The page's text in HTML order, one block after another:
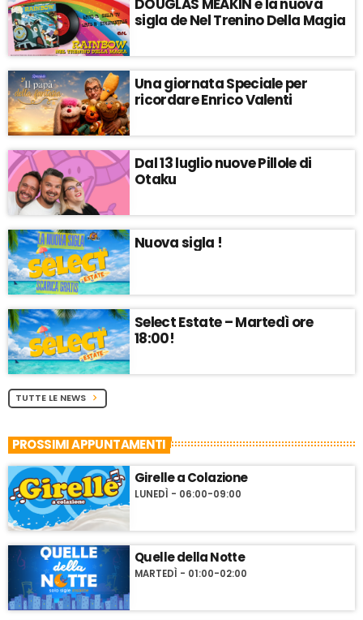
sigla de Nel Trenino Della Magia
Una giornata Speciale per
ricordare Enrico Valenti
Dal 13 luglio nuove Pillole di
Otaku
Nuova sigla !
Select Estate – Martedì ore
18:00!
TUTTE LE NEWS chevron_right
PROSSIMI APPUNTAMENTI
Girelle a Colazione
LUNEDÌ - 06:00-09:00
Quelle della Notte
MARTEDÌ - 01:00-02:00